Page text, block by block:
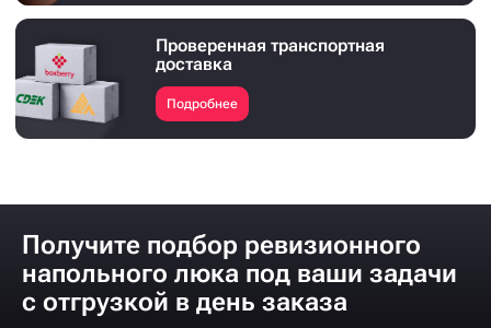
Проверенная транспортная
доставка
Подробнее
Получите подбор ревизионного
напольного люка под ваши задачи
с отгрузкой в день заказа